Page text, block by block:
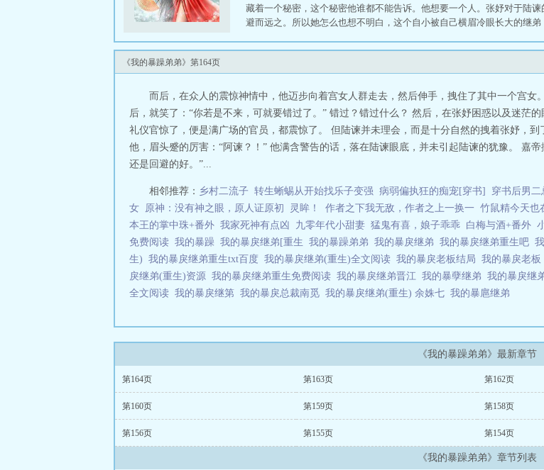
藏着一个秘密，这个秘密他谁都不能告诉。他想要一个人。张妤对于陆
避而远之。所以她怎么也想不明白，这个自小被自己横眉冷眼长大的继
《我的暴躁弟弟》第164页
而后，在众人的震惊神情中，他迈步向着宫女人群走去，然后伸手，拽住了其中一个宫
后，就笑了：“你若是不来，可就要错过了。” 错过？错过什么？ 然后，在张妤困惑以及迷茫
礼仪官惊了，便是满广场的官员，都震惊了。 但陆谏并未理会，而是十分自然的拽着张妤，
他，眉头蹙的厉害：“阿谏？！” 他满含警告的话，落在陆谏眼底，并未引起陆谏的犹豫。 嘉
还是回避的好。”...
相邻推荐： 乡村二流子 转生蜥蜴从开始找乐子变强 病弱偏执狂的痴宠[穿书] 穿书后男
女 原神：没有神之眼，原人证原初 灵眸！ 作者之下我无敌，作者之上一换一 竹鼠精今天也
本王的掌中珠+番外 我家死神有点凶 九零年代小甜妻 猛鬼有喜，娘子乖乖 白梅与酒+番外
免费阅读 我的暴躁 我的暴戾继弟[重生 我的暴躁弟弟 我的暴戾继弟 我的暴戾继弟重生吧
生) 我的暴戾继弟重生txt百度 我的暴戾继弟(重生)全文阅读 我的暴戾老板结局 我的暴戾老板
戾继弟(重生)资源 我的暴戾继弟重生免费阅读 我的暴戾继弟晋江 我的暴孽继弟 我的暴戾继
全文阅读 我的暴戾继第 我的暴戾总裁南觅 我的暴戾继弟(重生) 余姝七 我的暴扈继弟
《我的暴躁弟弟》最新章节
第164页 第163页 第162页
第160页 第159页 第158页
第156页 第155页 第154页
《我的暴躁弟弟》章节列表